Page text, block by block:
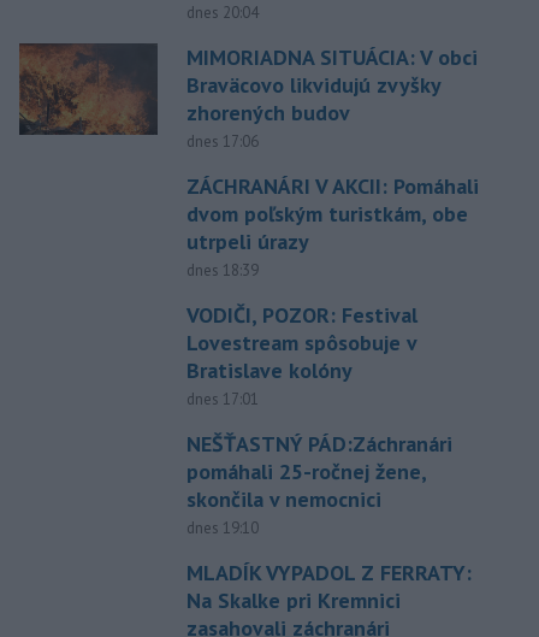
dnes 20:04
MIMORIADNA SITUÁCIA: V obci
Braväcovo likvidujú zvyšky
zhorených budov
dnes 17:06
ZÁCHRANÁRI V AKCII: Pomáhali
dvom poľským turistkám, obe
utrpeli úrazy
dnes 18:39
VODIČI, POZOR: Festival
Lovestream spôsobuje v
Bratislave kolóny
dnes 17:01
NEŠŤASTNÝ PÁD:Záchranári
pomáhali 25-ročnej žene,
skončila v nemocnici
dnes 19:10
MLADÍK VYPADOL Z FERRATY:
Na Skalke pri Kremnici
zasahovali záchranári